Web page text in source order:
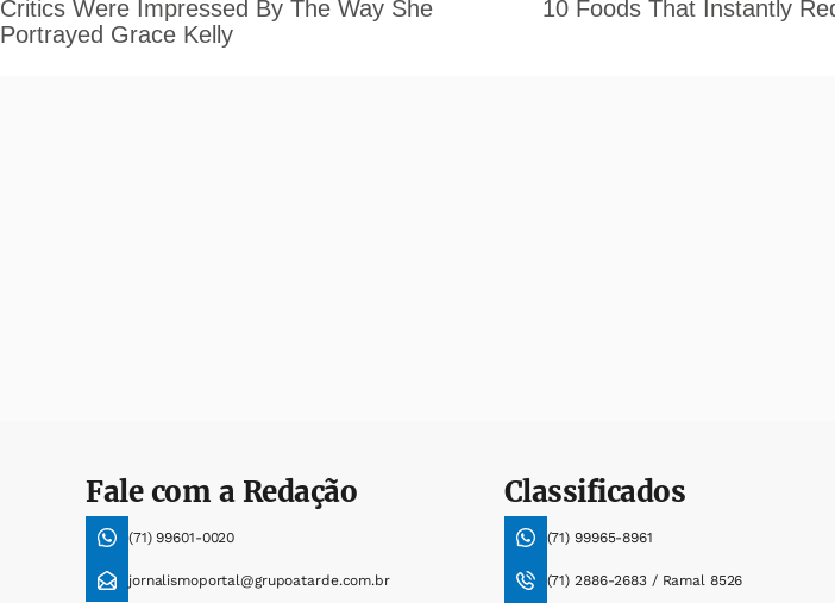
Fale com a Redação
(71) 99601-0020
jornalismoportal@grupoatarde.com.br
Classificados
(71) 99965-8961
(71) 2886-2683 / Ramal 8526